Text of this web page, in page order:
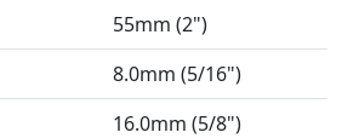
55mm (2")
8.0mm (5/16")
16.0mm (5/8")